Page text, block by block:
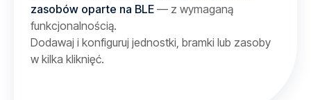
zasobów oparte na BLE — z wymaganą
funkcjonalnością.
Dodawaj i konfiguruj jednostki, bramki lub zasoby
w kilka kliknięć.